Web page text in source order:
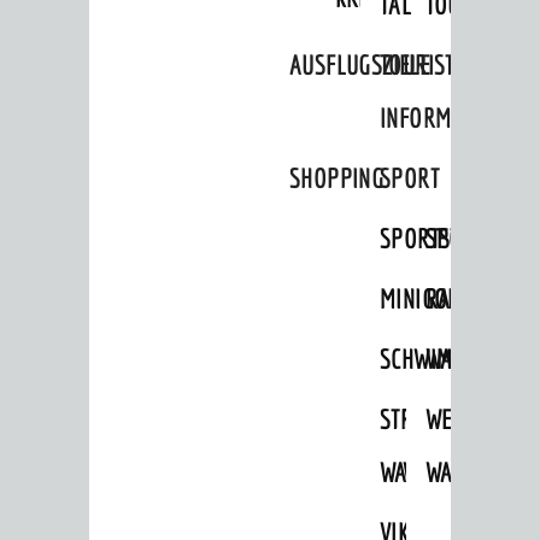
AUSFLUGSZIELE
TOURIST
INFORMATION
SHOPPINGSPORT
SPORTSTÄTTEN
MINIGOLFRADFAHREN
SCHWIMMEN
STRANDBAD
WAIDSEE
TSG
VIKTOR-
WANDERN
WEINHEIMER